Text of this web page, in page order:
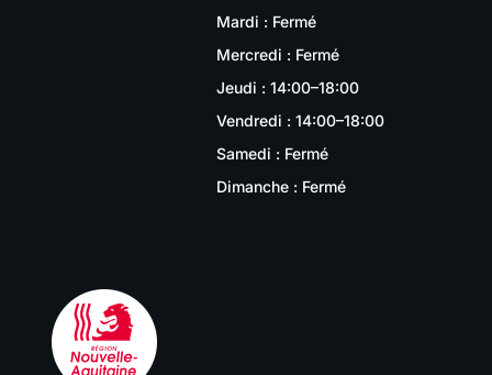
Mardi : Fermé
Mercredi : Fermé
Jeudi : 14:00–18:00
Vendredi : 14:00–18:00
Samedi : Fermé
Dimanche : Fermé